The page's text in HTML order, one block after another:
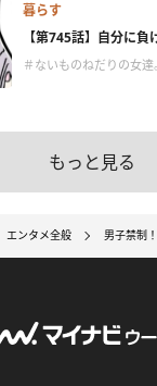
暮らす
【第745話】自分に負
＃ないものねだりの女達。
もっと見る
エンタメ全般 男子禁制